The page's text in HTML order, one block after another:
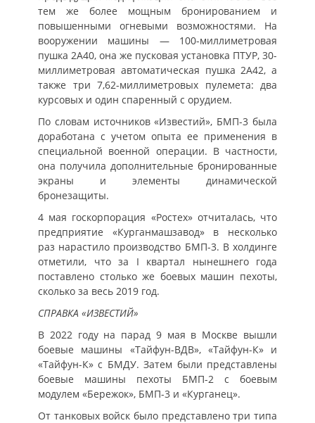
тем же более мощным бронированием и
повышенными огневыми возможностями. На
вооружении машины — 100-миллиметровая
пушка 2А40, она же пусковая установка ПТУР, 30-
миллиметровая автоматическая пушка 2А42, а
также три 7,62-миллиметровых пулемета: два
курсовых и один спаренный с орудием.
По словам источников «Известий», БМП-3 была
доработана с учетом опыта ее применения в
специальной военной операции. В частности,
она получила дополнительные бронированные
экраны и элементы динамической
бронезащиты.
4 мая госкорпорация «Ростех» отчиталась, что
предприятие «Курганмашзавод» в несколько
раз нарастило производство БМП-3. В холдинге
отметили, что за I квартал нынешнего года
поставлено столько же боевых машин пехоты,
сколько за весь 2019 год.
СПРАВКА «ИЗВЕСТИЙ»
В 2022 году на парад 9 мая в Москве вышли
боевые машины «Тайфун-ВДВ», «Тайфун-К» и
«Тайфун-К» с БМДУ. Затем были представлены
боевые машины пехоты БМП-2 с боевым
модулем «Бережок», БМП-3 и «Курганец».
От танковых войск было представлено три типа